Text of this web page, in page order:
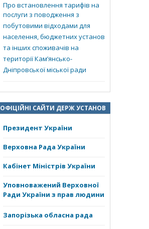
Про встановлення тарифів на
послуги з поводження з
побутовими відходами для
населення, бюджетних установ
та інших споживачів на
території Кам’янсько-
Дніпровської міської ради
ОФІЦІЙНІ САЙТИ ДЕРЖ УСТАНОВ
Президент України
Верховна Рада України
Кабінет Міністрів України
Уповноважений Верховної
Ради України з прав людини
Запорізька обласна рада